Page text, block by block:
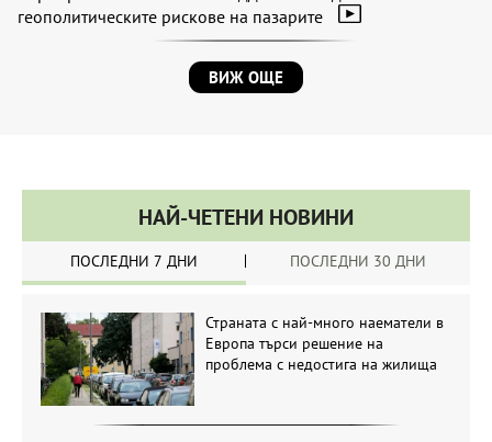
геополитическите рискове на пазарите
ВИЖ ОЩЕ
НАЙ-ЧЕТЕНИ НОВИНИ
ПОСЛЕДНИ 7 ДНИ ПОСЛЕДНИ 30 ДНИ
Страната с най-много наематели в
Европа търси решение на
проблема с недостига на жилища